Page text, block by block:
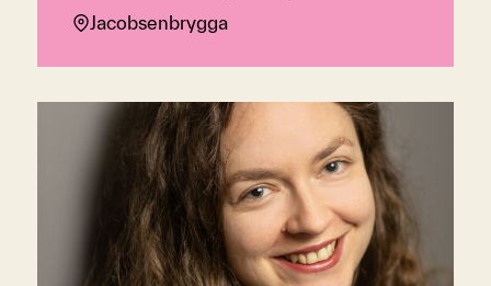
Jacobsenbrygga